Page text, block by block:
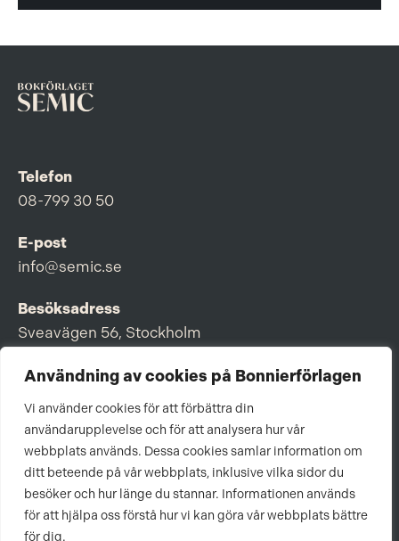
Användning av cookies på Bonnierförlagen
Vi använder cookies för att förbättra din
användarupplevelse och för att analysera hur vår
webbplats används. Dessa cookies samlar information om
ditt beteende på vår webbplats, inklusive vilka sidor du
besöker och hur länge du stannar. Informationen används
för att hjälpa oss förstå hur vi kan göra vår webbplats bättre
för dig.
Telefon
08-799 30 50
E-post
info@semic.se
Besöksadress
Sveavägen 56, Stockholm
Postadress
Om Bonnierförlagen
Cookies